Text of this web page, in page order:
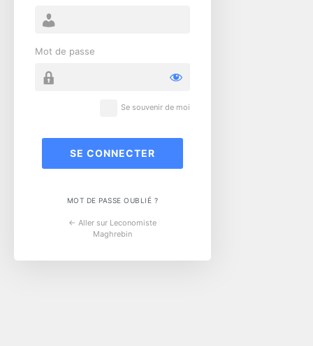
Mot de passe
Se souvenir de moi
MOT DE PASSE OUBLIÉ ?
← Aller sur Leconomiste
Maghrebin